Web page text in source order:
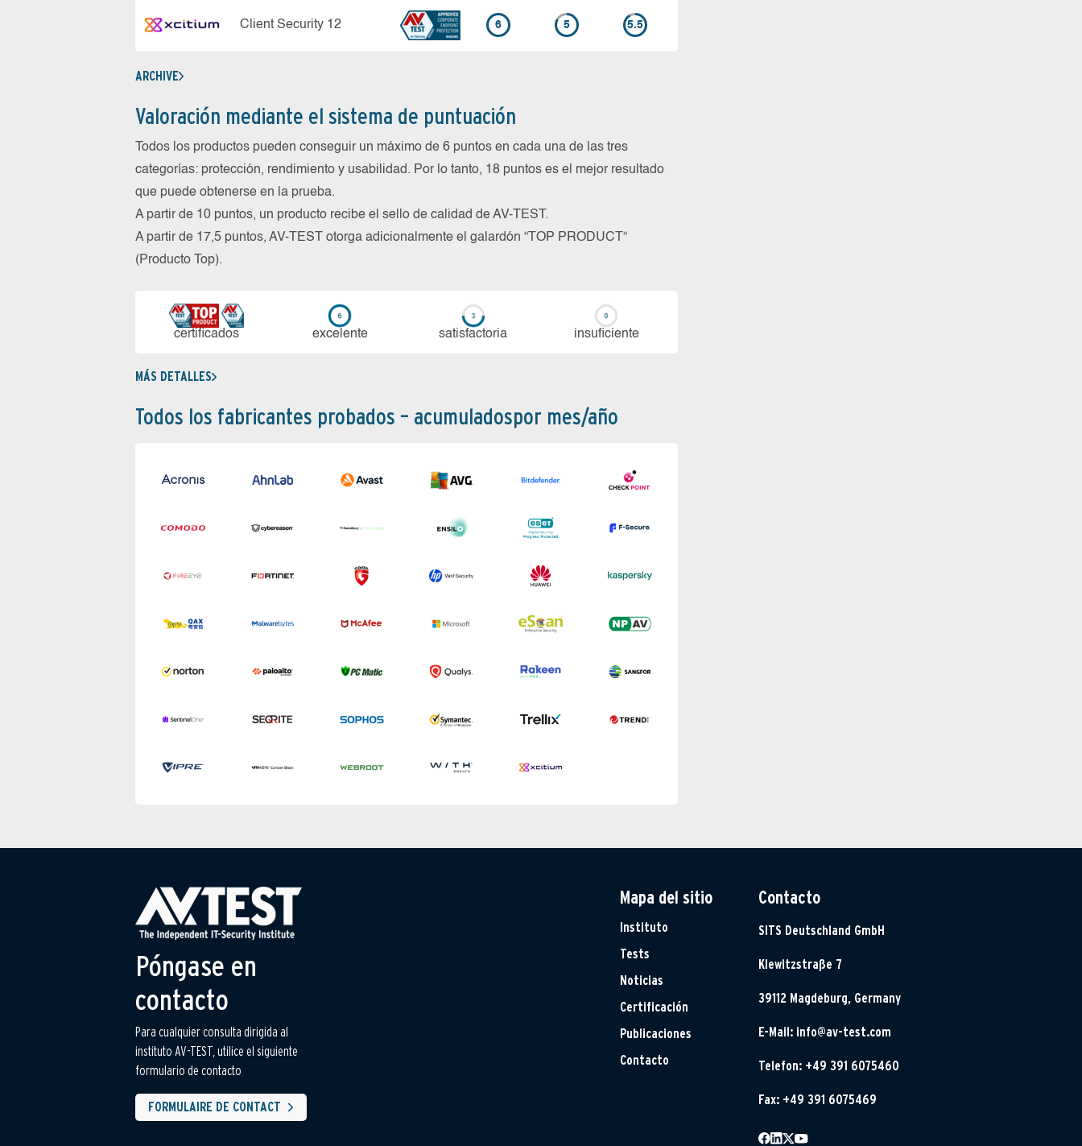
Client Security 12 6 5 5.5
ARCHIVE
Valoración mediante el sistema de puntuación
Todos los productos pueden conseguir un máximo de 6 puntos en cada una de las tres
categorías: protección, rendimiento y usabilidad. Por lo tanto, 18 puntos es el mejor resultado
que puede obtenerse en la prueba.
A partir de 10 puntos, un producto recibe el sello de calidad de AV-TEST.
A partir de 17,5 puntos, AV-TEST otorga adicionalmente el galardón “TOP PRODUCT“
(Producto Top).
certi­ficados ex­ce­len­te sa­tis­fac­to­ria in­su­fi­cien­te
MÁS DETALLES
Todos los fabricantes probados – acumuladospor mes/año
Póngase en
contacto
Para cualquier consulta dirigida al
instituto AV-TEST, utilice el siguiente
formulario de contacto
FORMULAIRE DE CONTACT
Mapa del sitio
Instituto
Tests
Noticias
Certificación
Publicaciones
Contacto
Contacto
SITS Deutschland GmbH
Klewitzstraße 7
39112 Magdeburg, Germany
E-Mail: info@av-test.com
Telefon: +49 391 6075460
Fax: +49 391 6075469